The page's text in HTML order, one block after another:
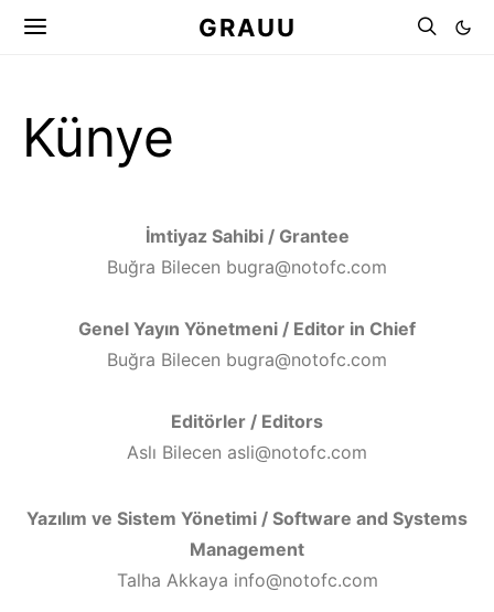
GRAUU
Künye
İmtiyaz Sahibi / Grantee
Buğra Bilecen bugra@notofc.com
Genel Yayın Yönetmeni / Editor in Chief
Buğra Bilecen bugra@notofc.com
Editörler / Editors
Aslı Bilecen asli@notofc.com
Yazılım ve Sistem Yönetimi / Software and Systems
Management
Talha Akkaya info@notofc.com